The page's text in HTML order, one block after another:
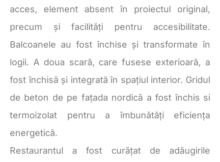
acces, element absent în proiectul original,
precum și facilități pentru accesibilitate.
Balcoanele au fost închise și transformate în
logii. A doua scară, care fusese exterioară, a
fost închisă și integrată în spațiul interior. Gridul
de beton de pe fațada nordică a fost închis si
termoizolat pentru a îmbunătăți eficiența
energetică.
Restaurantul a fost curățat de adăugirile